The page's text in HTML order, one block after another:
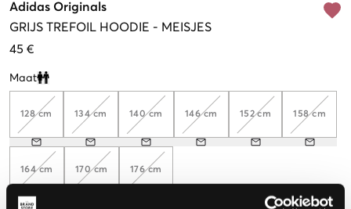
Adidas Originals
GRIJS TREFOIL HOODIE - MEISJES
45 €
Maat
Clone modal
128 cm 134 cm 140 cm 146 cm 152 cm 158 cm
164 cm 170 cm 176 cm